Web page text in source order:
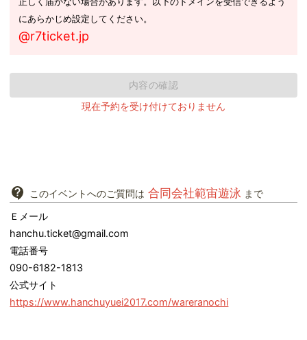
にあらかじめ設定してください。
@r7ticket.jp
内容の確認
現在予約を受け付けておりません
このイベントへのご質問は 合同会社範宙遊泳 まで
Ｅメール
hanchu.ticket@gmail.com
電話番号
090-6182-1813
公式サイト
https://www.hanchuyuei2017.com/wareranochi